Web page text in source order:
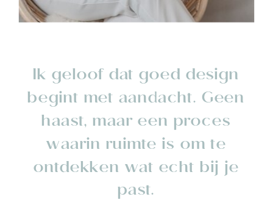
Ik geloof dat goed design
begint met aandacht. Geen
haast, maar een proces
waarin ruimte is om te
ontdekken wat echt bij je
past.